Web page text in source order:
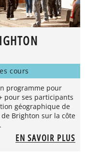
cours
programme pour
pour ses participants
géographique de
Brighton sur la côte
EN SAVOIR PLUS